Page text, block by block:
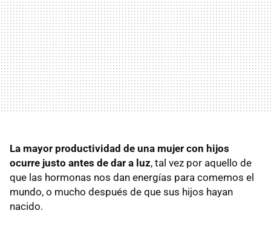
La mayor productividad de una mujer con hijos
ocurre justo antes de dar a luz, tal vez por aquello de
que las hormonas nos dan energías para comemos el
mundo, o mucho después de que sus hijos hayan
nacido.